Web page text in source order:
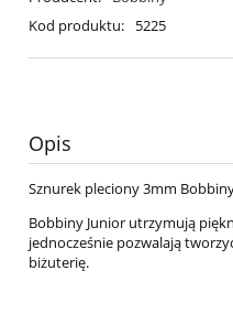
Kod produktu:
5225
Opis
Sznurek pleciony 3mm
Bobbiny Junior utrzymują
jednocześnie pozwalają
biżuterię.